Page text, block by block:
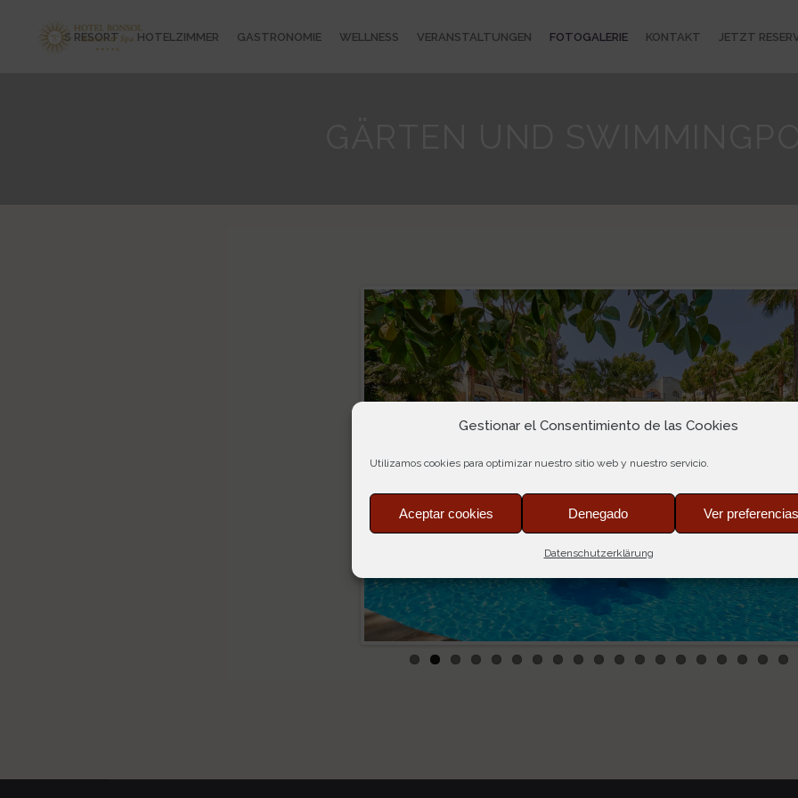
Gestionar el Consentimiento de las Cookies
Utilizamos cookies para optimizar nuestro sitio web y nuestro servicio.
Aceptar cookies Denegado Ver preferencias
Datenschutzerklärung
DAS RESORT HOTELZIMMER GASTRONOMIE WELLNESS VERANSTALTUNGEN FOTOGALERIE KONTAKT JETZT